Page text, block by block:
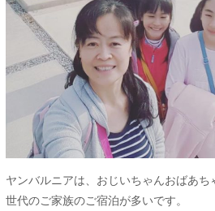
ヤンバルニアは、おじいちゃんおばあち
世代のご家族のご宿泊が多いです。